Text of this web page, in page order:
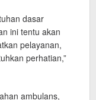
dasar
ini tentu akan
pelayanan,
perhatian,”
ambulans,